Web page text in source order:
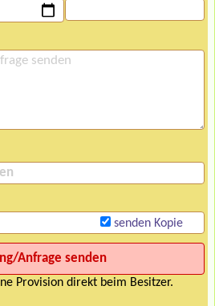
senden Kopie
Provision direkt beim Besitzer.